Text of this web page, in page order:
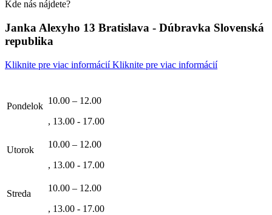
Kde nás nájdete?
Janka Alexyho 13 Bratislava - Dúbravka Slovenská
republika
Kliknite pre viac informáciíKliknite pre viac informácií
Pondelok
10.00 – 12.00
, 13.00 - 17.00
Utorok
10.00 – 12.00
, 13.00 - 17.00
Streda
10.00 – 12.00
, 13.00 - 17.00